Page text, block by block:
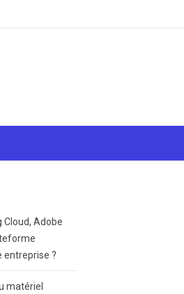
Cloud, Adobe
entreprise ?
matériel